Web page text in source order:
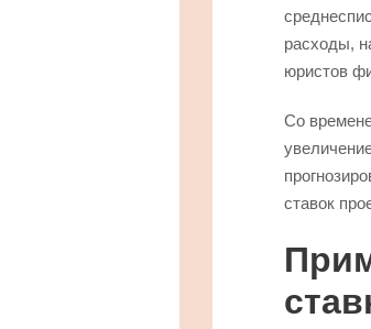
расходы,
юристов
Со
ставок